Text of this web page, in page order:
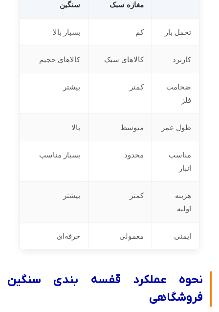
مغازه سبک
سنگین
تحمل بار کم بسیار بالا
کاربرد کالاهای سبک کالاهای حجیم
ضخامت
فلز
کمتر بیشتر
طول عمر متوسط بالا
مناسب
انبار
محدود بسیار مناسب
هزینه
اولیه
کمتر بیشتر
ایمنی معمولی حرفه‌ای
نحوه عملکرد قفسه بندی سنگین
فروشگاهی